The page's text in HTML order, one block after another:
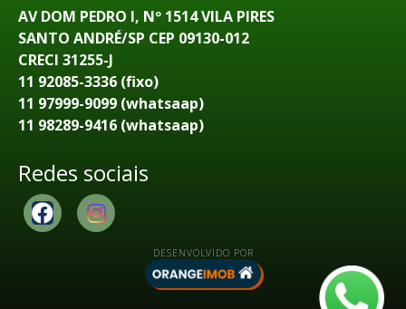
AV DOM PEDRO I, Nº 1514 VILA PIRES
SANTO ANDRÉ/SP CEP 09130-012
CRECI 31255-J
11 92085-3336 (fixo)
11 97999-9099 (whatsaap)
11 98289-9416 (whatsaap)
Redes sociais
DESENVOLVIDO POR